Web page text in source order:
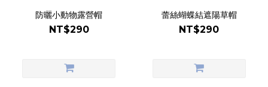
防曬小動物露營帽
NT$290
蕾絲蝴蝶結遮陽草帽
NT$290